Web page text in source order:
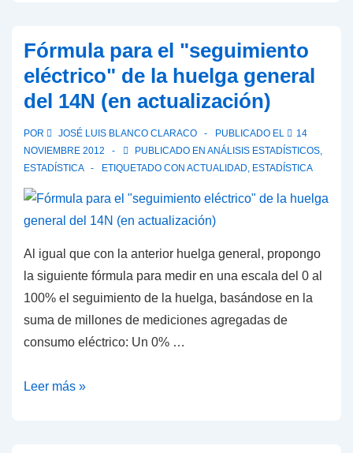
clase
política"
bate
como
problema
de
Fórmula para el "seguimiento
eléctrico" de la huelga general
del 14N (en actualización)
POR JOSÉ LUIS BLANCO CLARACO PUBLICADO EL
14
NOVIEMBRE 2012
PUBLICADO EN ANÁLISIS ESTADÍSTICOS,
ESTADÍSTICA
ETIQUETADO CON ACTUALIDAD, ESTADÍSTICA
Al igual que con la anterior huelga general, propongo
la siguiente fórmula para medir en una escala del 0 al
100% el seguimiento de la huelga, basándose en la
suma de millones de mediciones agregadas de
consumo eléctrico: Un 0% …
Fórmula
Leer más »